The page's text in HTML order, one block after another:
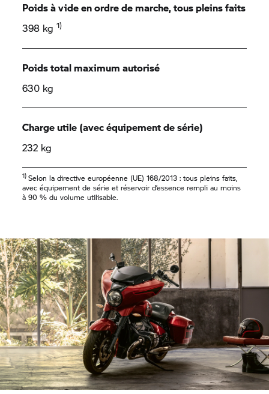
Poids à vide en ordre de marche, tous pleins faits
398 kg1)
Poids total maximum autorisé
630 kg
Charge utile (avec équipement de série)
232 kg
1)Selon la directive européenne (UE) 168/2013 : tous pleins faits,
avec équipement de série et réservoir d’essence rempli au moins
à 90 % du volume utilisable.